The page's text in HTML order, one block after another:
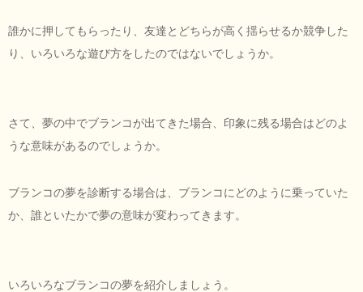
誰かに押してもらったり、友達とどちらが高く揺らせるか競争した
り、いろいろな遊び方をしたのではないでしょうか。
さて、夢の中でブランコが出てきた場合、印象に残る場合はどのよ
うな意味があるのでしょうか。
ブランコの夢を診断する場合は、ブランコにどのように乗っていた
か、誰といたかで夢の意味が変わってきます。
いろいろなブランコの夢を紹介しましょう。